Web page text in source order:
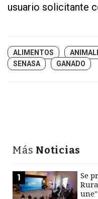
usuario solicitante
ALIMENTOS
SENASA
GANADO
Más Noticias
1
Se
une"